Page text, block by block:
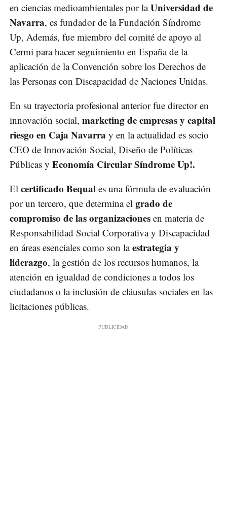
en ciencias medioambientales por laUniversidad de
Navarra, es fundador de la Fundación Síndrome
Up, Además, fue miembro del comité de apoyo al
Cermi para hacer seguimiento en España de la
aplicación de la Convención sobre los Derechos de
las Personas con Discapacidad de Naciones Unidas.
En su trayectoria profesional anterior fue director en
innovación social, marketing de empresas y capital
riesgo en Caja Navarra y en la actualidad es socio
CEO de Innovación Social, Diseño de Políticas
Públicas y Economía Circular Síndrome Up!.
El certificado Bequal es una fórmula de evaluación
por un tercero, que determina el grado de
compromiso de las organizaciones en materia de
Responsabilidad Social Corporativa y Discapacidad
en áreas esenciales como son laestrategia y
liderazgo, la gestión de los recursos humanos, la
atención en igualdad de condiciones a todos los
ciudadanos o la inclusión de cláusulas sociales en las
licitaciones públicas.